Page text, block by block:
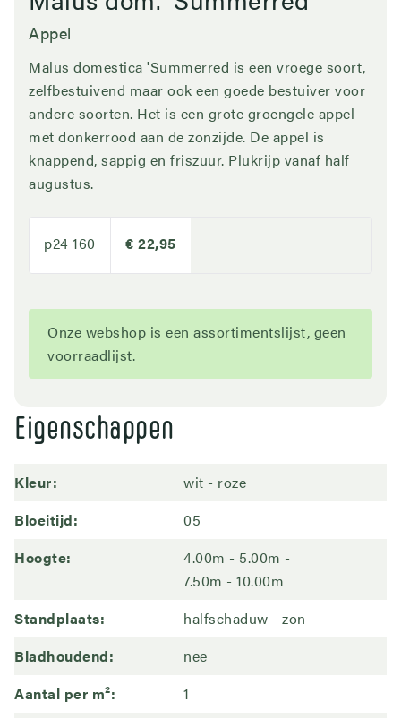
Appel
Malus domestica 'Summerred is een vroege soort,
zelfbestuivend maar ook een goede bestuiver voor
andere soorten. Het is een grote groengele appel
met donkerrood aan de zonzijde. De appel is
knappend, sappig en friszuur. Plukrijp vanaf half
augustus.
p24 160 € 22,95
Onze webshop is een assortimentslijst, geen
voorraadlijst.
Eigenschappen
Kleur wit
roze
Bloeitijd
05
Hoogte
4.00m - 5.00m
7.50m - 10.00m
Standplaats
halfschaduw
zon
Bladhoudend
nee
Aantal per m²
1